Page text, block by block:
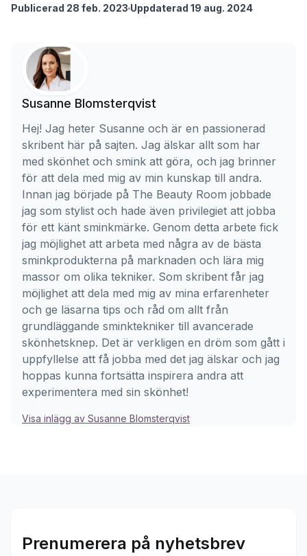
Publicerad 28 feb. 2023 Uppdaterad 19 aug. 2024
Susanne Blomsterqvist
Hej! Jag heter Susanne och är en passionerad
skribent här på sajten. Jag älskar allt som har
med skönhet och smink att göra, och jag brinner
för att dela med mig av min kunskap till andra.
Innan jag började på The Beauty Room jobbade
jag som stylist och hade även privilegiet att jobba
för ett känt sminkmärke. Genom detta arbete fick
jag möjlighet att arbeta med några av de bästa
sminkprodukterna på marknaden och lära mig
massor om olika tekniker. Som skribent får jag
möjlighet att dela med mig av mina erfarenheter
och ge läsarna tips och råd om allt från
grundläggande sminktekniker till avancerade
skönhetsknep. Det är verkligen en dröm som gått i
uppfyllelse att få jobba med det jag älskar och jag
hoppas kunna fortsätta inspirera andra att
experimentera med sin skönhet!
Visa inlägg av Susanne Blomsterqvist
Prenumerera på nyhetsbrev